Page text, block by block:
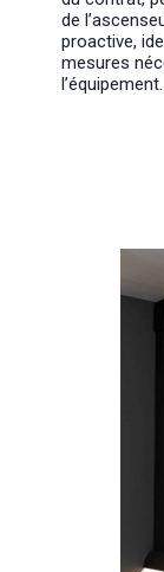
de
proactive,
mesures
l’équipement.